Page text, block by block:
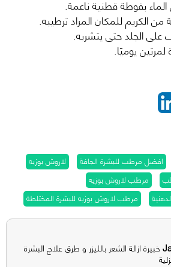
بفوطة قطنية ناعمة.
الكريم للمكان المراد ترطيبه.
على الجلد حتى يتشربه.
يوميًا.
افضل مرطب للبشرة الجافة
لاروش بوزيه
مرطب لاروش بوزيه
مرطب لاروش بوزيه للبشرة المختلطة
خبيرة ازالة الشعر بالليزر و طرق علاج البشرة